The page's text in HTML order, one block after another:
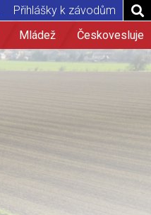
Přihlášky k závodům
Mládež Českovesluje